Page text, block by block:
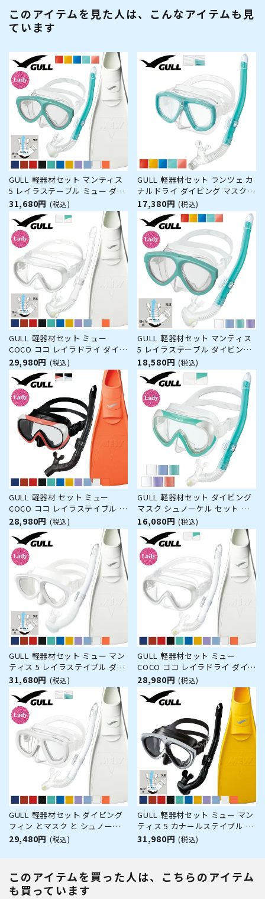
このアイテムを見た人は、こんなアイテムも見
ています
GULL 軽器材セット マンティス
5 レイラステーブル ミュー ダイ
ビング マスク フィン シュノー
ケル セット 軽器材 3点セット ダ
イビングマスク フルフットフィ
ン スノーケル スキューバダイビ
ング 軽器材 セット 【m
31,680円 (税込)
GULL 軽器材セット ランツェ カ
ナルドライ ダイビング マスク
と シュノーケル セット 軽器材 2
点セット ダイビングマスク スノ
ーケル スキンダイビング スキュ
ーバダイビング 軽器材 セット
【lanze-canaldry】
17,380円 (税込)
GULL 軽器材セット ミュー
COCO ココ レイラドライ ダイビ
ング マスク フィン シュノーケ
ル セット 軽器材 3点セット レデ
ィース ダイビングマスク フルフ
ットフィン スノーケル スキュー
バダイビング 軽器材 セット
29,980円 (税込)
GULL 軽器材セット マンティス
5 レイラステーブル ダイビング
マスク と シュノーケル セット
軽器材 2点セット ダイビングマ
スク スノーケル スキンダイビン
グ スキューバダイビング 軽器材
セット 【mantis5-l
18,580円 (税込)
GULL 軽器材 セット ミュー
COCO ココ レイラステイブル ダ
イビング マスク フィン シュノ
ーケル 軽器材 3点セット レディ
ース ダイビングマスク フルフッ
トフィン スノーケル スキンダイ
ビング スキューバダイビン
28,980円 (税込)
GULL 軽器材セット ダイビング
マスク シュノーケル セット 軽
器材 2点セット COCO ココ レイ
ラドライ ダイビングマスク スノ
ーケル シュノーケリングセット
スキューバダイビング 【coco-
leiladry】
16,080円 (税込)
GULL 軽器材セット ミュー マン
ティス 5 レイラステイブル ダイ
ビング マスク フィン シュノー
ケル セット 軽器材 3点セット ダ
イビングマスク フルフットフィ
ン スノーケル スキンダイビング
スキューバダイビング
31,680円 (税込)
GULL 軽器材セット ミュー
COCO ココ レイラドライ ダイビ
ング マスク フィン シュノーケ
ル セット 軽器材 3点セット レデ
ィース ダイビングマスク フルフ
ットフィン スノーケル スキンダ
イビング スキューバダイビ
28,980円 (税込)
GULL 軽器材セット ダイビング
フィン とマスク と シュノーケ
ル セット 軽器材 3点 ガル ダイ
ット 【lanze-leiladry-mew】
29,480円 (税込)
GULL 軽器材セット ミュー マン
ティス 5 カナールステイブル ダ
イビング マスク フィン シュノ
ィン スノーケル スキューバダイ
ビング 軽器材 セット
31,980円 (税込)
このアイテムを買った人は、こちらのアイテム
も買っています